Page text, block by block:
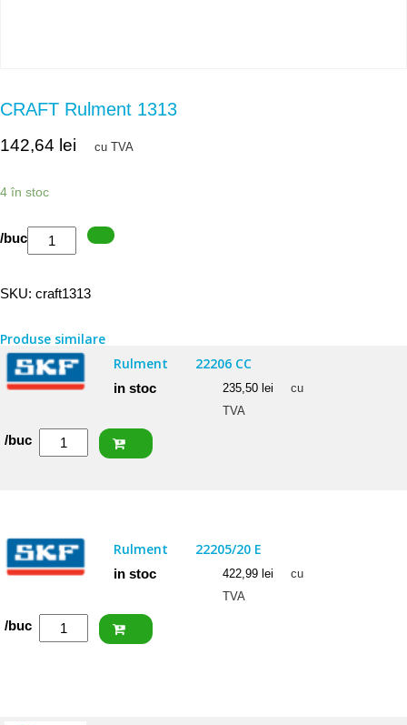
CRAFT Rulment 1313
142,64 lei cu TVA
4 în stoc
Cantitate
CRAFT
/buc
SKU: craft1313
Produse similare
Rulment
22206 CC
in stoc 235,50 lei
cu
TVA
Cantitate
/buc
Rulment 22205/20 E
in stoc 422,99 lei
cu
TVA
Cantitate
/buc